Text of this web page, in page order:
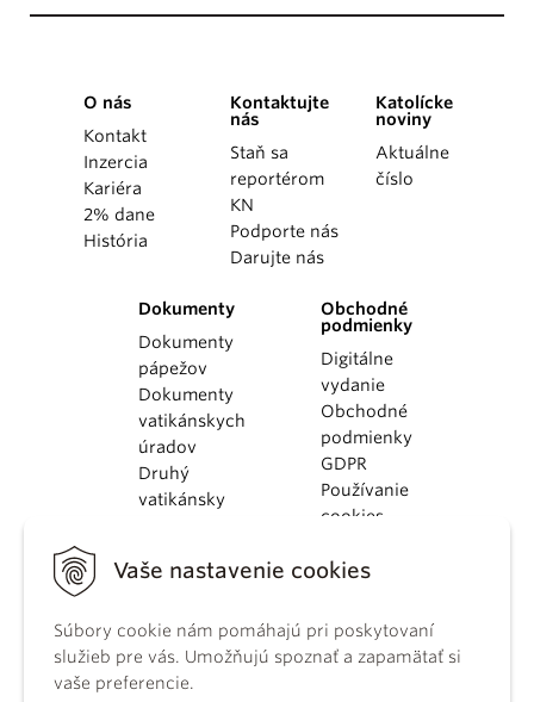
Vaše nastavenie cookies
Súbory cookie nám pomáhajú pri poskytovaní
služieb pre vás. Umožňujú spoznať a zapamätať si
vaše preferencie.
O nás
Kontakt
Inzercia
Kariéra
2% dane
História
Kontaktujte
nás
Staň sa
reportérom
KN
Podporte nás
Darujte nás
Katolícke
noviny
Aktuálne
číslo
Dokumenty
Dokumenty
pápežov
Dokumenty
vatikánskych
úradov
Druhý
vatikánsky
KBS
kánonického
práva
Katechizmus
Obchodné
podmienky
Digitálne
vydanie
Obchodné
podmienky
GDPR
Používanie
cookies